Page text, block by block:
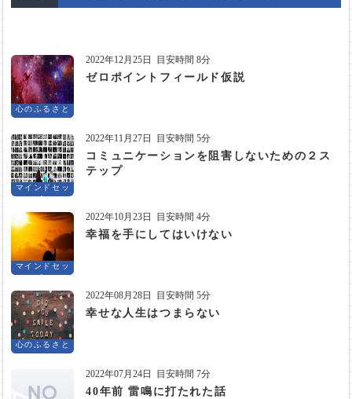
心のふるさと
2022年12月25日 目安時間 8分
ゼロポイントフィールド仮説
マインドセッ
ト
2022年11月27日 目安時間 5分
コミュニケーションを阻害しないための２ス
テップ
マインドセッ
ト
2022年10月23日 目安時間 4分
幸福を手にしてはいけない
心のふるさと
2022年08月28日 目安時間 5分
幸せな人生はつまらない
2022年07月24日 目安時間 7分
40年前 雷鳴に打たれた話